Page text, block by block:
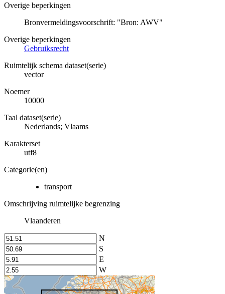
Overige beperkingen
Bronvermeldingsvoorschrift: "Bron: AWV"
Overige beperkingen
Gebruiksrecht
Ruimtelijk schema dataset(serie)
vector
Noemer
10000
Taal dataset(serie)
Nederlands; Vlaams
Karakterset
utf8
Categorie(en)
transport
Omschrijving ruimtelijke begrenzing
Vlaanderen
N
S
E
W